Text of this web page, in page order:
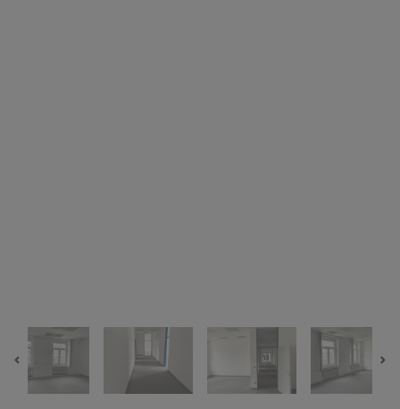
Previous